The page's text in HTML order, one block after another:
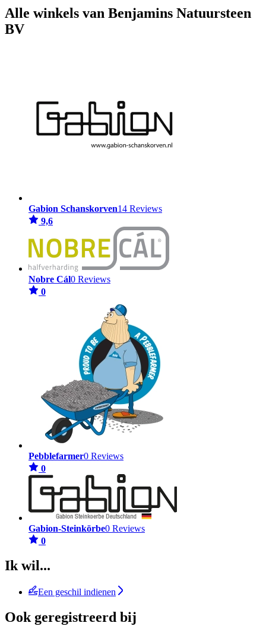
Alle winkels van Benjamins Natuursteen
BV
Gabion Schanskorven14 Reviews
9,6
Nobre Cál0 Reviews
0
Pebblefarmer0 Reviews
0
Gabion-Steinkörbe0 Reviews
0
Ik wil...
Een geschil indienen
Ook geregistreerd bij